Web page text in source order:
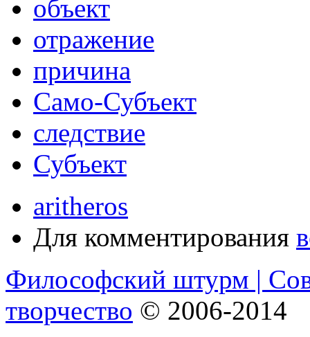
объект
отражение
причина
Само-Субъект
следствие
Субъект
aritheros
Для комментирования
Философский штурм |
творчество © 2006-2014